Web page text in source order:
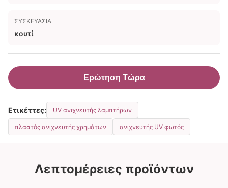
ΣΥΣΚΕΥΑΣΊΑ
κουτί
Ερώτηση Τώρα
Ετικέττες: UV ανιχνευτής λαμπτήρων
πλαστός ανιχνευτής χρημάτων ανιχνευτής UV φωτός
Λεπτομέρειες προϊόντων